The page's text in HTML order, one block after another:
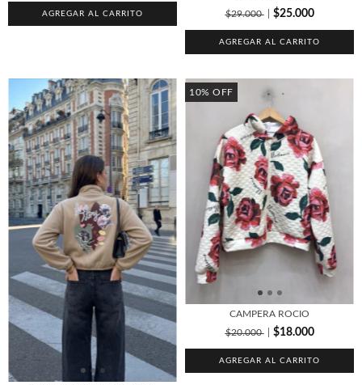
AGREGAR AL CARRITO
$29.000
$25.000
AGREGAR AL CARRITO
10% OFF
CAMPERA ROCIO
$20.000
$18.000
AGREGAR AL CARRITO